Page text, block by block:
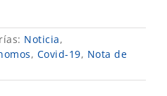
Noticia,
, Covid-19, Nota de